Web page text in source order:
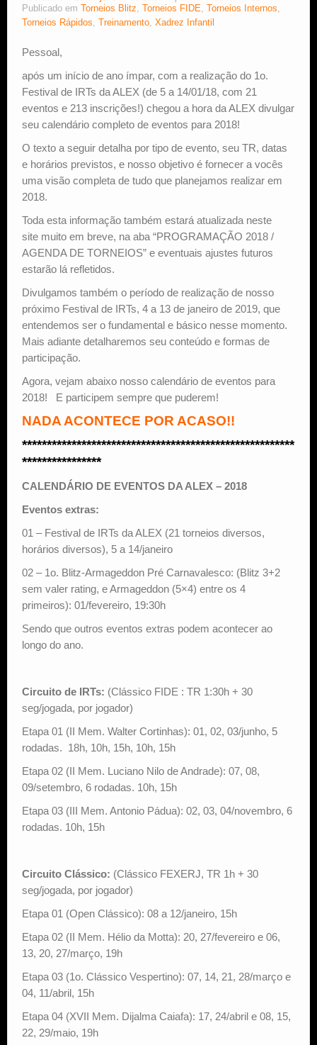
Estude Xadrez
Publicado em
Torneios Blitz, Torneios FIDE, Torneios Internos,
Torneios Rápidos, Treinamento, Xadrez Infantil
Pessoal,
após um início de ano ímpar, com a realização do 1o.
Festival de IRTs da ALEX (de 5 a 14/01/18, com 21
eventos e 213 inscrições!) chegou a hora da ALEX divulgar
seu calendário completo de eventos para 2018!
O texto a seguir detalha por tipo de evento, seu TR, datas
e horários previstos, e nosso objetivo é fornecer a vocês
uma visão completa de tudo que planejamos realizar em
2018.
Toda esta informação também estará atualizada neste
site muito em breve, na aba “PROGRAMAÇÃO 2018 /
AGENDA DE TORNEIOS” e eventuais ajustes futuros
estarão lá refletidos.
Divulgamos também o período de realização de nosso
próximo Festival de IRTs, 4 a 13 de janeiro de 2019, que
entendemos ser o fundamental e básico nesse momento.
Mais adiante detalharemos seu conteúdo e formas de
participação.
Agora, vejam abaixo nosso calendário de eventos para
2018! E participem sempre que puderem!
NADA ACONTECE POR ACASO!!
*******************************************************
****************
CALENDÁRIO DE EVENTOS DA ALEX – 2018
Eventos extras:
01 – Festival de IRTs da ALEX (21 torneios diversos,
horários diversos), 5 a 14/janeiro
02 – 1o. Blitz-Armageddon Pré Carnavalesco: (Blitz 3+2
sem valer rating, e Armageddon (5×4) entre os 4
primeiros): 01/fevereiro, 19:30h
Sendo que outros eventos extras podem acontecer ao
longo do ano.
Circuito de IRTs: (Clássico FIDE : TR 1:30h + 30
seg/jogada, por jogador)
Etapa 01 (II Mem. Walter Cortinhas): 01, 02, 03/junho, 5
rodadas. 18h, 10h, 15h, 10h, 15h
Etapa 02 (II Mem. Luciano Nilo de Andrade): 07, 08,
09/setembro, 6 rodadas. 10h, 15h
Etapa 03 (III Mem. Antonio Pádua): 02, 03, 04/novembro, 6
rodadas. 10h, 15h
Circuito Clássico: (Clássico FEXERJ, TR 1h + 30
seg/jogada, por jogador)
Etapa 01 (Open Clássico): 08 a 12/janeiro, 15h
Etapa 02 (II Mem. Hélio da Motta): 20, 27/fevereiro e 06,
13, 20, 27/março, 19h
Etapa 03 (1o. Clássico Vespertino): 07, 14, 21, 28/março e
04, 11/abril, 15h
Etapa 04 (XVII Mem. Dijalma Caiafa): 17, 24/abril e 08, 15,
22, 29/maio, 19h